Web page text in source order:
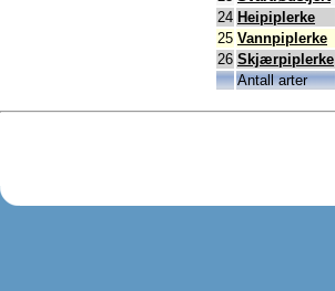
24 Heipiplerke
25 Vannpiplerke
26 Skjærpiplerke
Antall arter